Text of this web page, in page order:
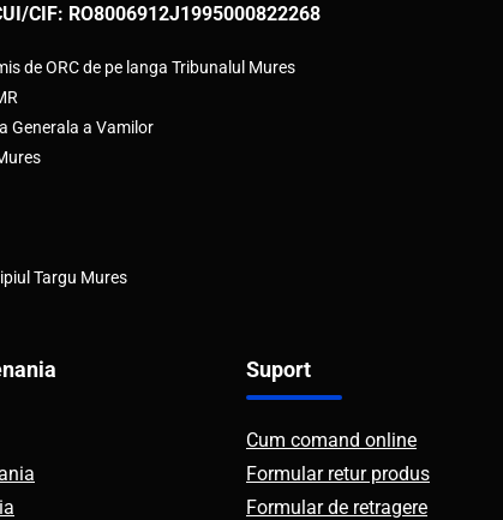
CIF: RO8006912J1995000822268
de ORC de pe langa Tribunalul Mures
Generala a Vamilor
Targu Mures
Suport
Cum comand online
Formular retur produs
Formular de retragere